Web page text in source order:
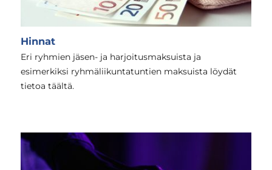
Hinnat
Eri ryhmien jäsen- ja harjoitusmaksuista ja
esimerkiksi ryhmäliikuntatuntien maksuista löydät
tietoa täältä.